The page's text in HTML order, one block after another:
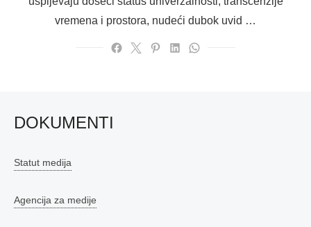
vremena i prostora, nudeći dubok uvid …
DOKUMENTI
Statut medija
Agencija za medije